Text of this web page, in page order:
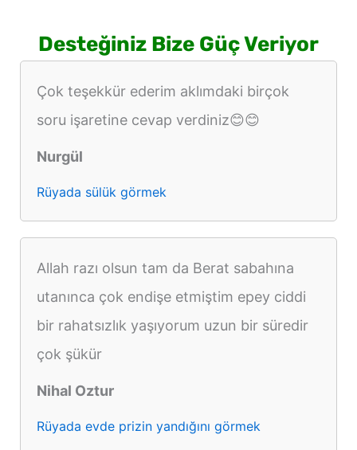
Desteğiniz Bize Güç Veriyor
Çok teşekkür ederim aklımdaki birçok
soru işaretine cevap verdiniz😊😊
Nurgül
Rüyada sülük görmek
Allah razı olsun tam da Berat sabahına
utanınca çok endişe etmiştim epey ciddi
bir rahatsızlık yaşıyorum uzun bir süredir
çok şükür
Nihal Oztur
Rüyada evde prizin yandığını görmek